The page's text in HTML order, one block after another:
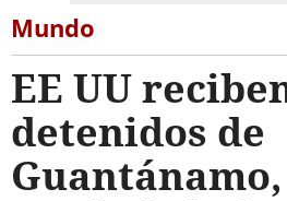
Mundo
EE UU
detenidos de